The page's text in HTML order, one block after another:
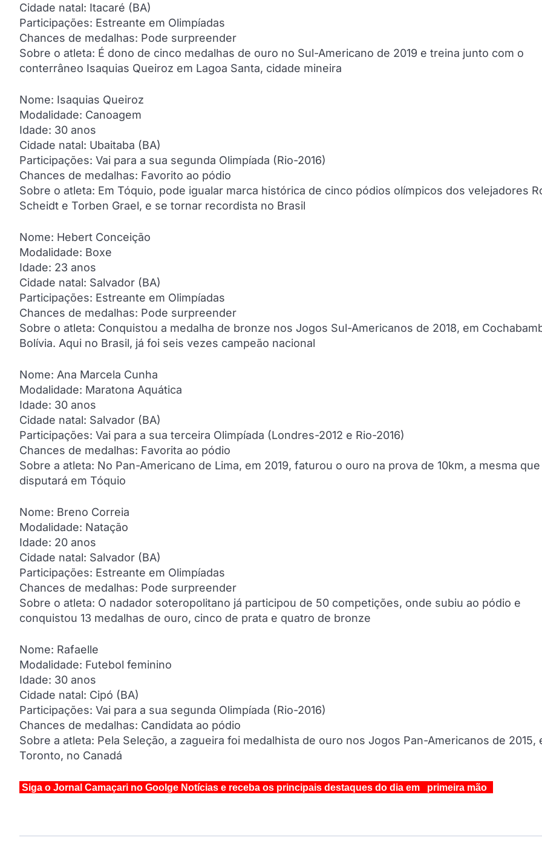
Cidade natal: Itacaré (BA)
Participações: Estreante em Olimpíadas
Chances de medalhas: Pode surpreender
Sobre o atleta: É dono de cinco medalhas de ouro no Sul-Americano de 2019 e treina junto com o
conterrâneo Isaquias Queiroz em Lagoa Santa, cidade mineira
Nome: Isaquias Queiroz
Modalidade: Canoagem
Idade: 30 anos
Cidade natal: Ubaitaba (BA)
Participações: Vai para a sua segunda Olimpíada (Rio-2016)
Chances de medalhas: Favorito ao pódio
Sobre o atleta: Em Tóquio, pode igualar marca histórica de cinco pódios olímpicos dos velejadores
Scheidt e Torben Grael, e se tornar recordista no Brasil
Nome: Hebert Conceição
Modalidade: Boxe
Idade: 23 anos
Cidade natal: Salvador (BA)
Participações: Estreante em Olimpíadas
Chances de medalhas: Pode surpreender
Sobre o atleta: Conquistou a medalha de bronze nos Jogos Sul-Americanos de 2018, em
Bolívia. Aqui no Brasil, já foi seis vezes campeão nacional
Nome: Ana Marcela Cunha
Modalidade: Maratona Aquática
Idade: 30 anos
Cidade natal: Salvador (BA)
Participações: Vai para a sua terceira Olimpíada (Londres-2012 e Rio-2016)
Chances de medalhas: Favorita ao pódio
Sobre a atleta: No Pan-Americano de Lima, em 2019, faturou o ouro na prova de 10km, a mesma que
disputará em Tóquio
Nome: Breno Correia
Modalidade: Natação
Idade: 20 anos
Cidade natal: Salvador (BA)
Participações: Estreante em Olimpíadas
Chances de medalhas: Pode surpreender
Sobre o atleta: O nadador soteropolitano já participou de 50 competições, onde subiu ao pódio e
conquistou 13 medalhas de ouro, cinco de prata e quatro de bronze
Nome: Rafaelle
Modalidade: Futebol feminino
Idade: 30 anos
Cidade natal: Cipó (BA)
Participações: Vai para a sua segunda Olimpíada (Rio-2016)
Chances de medalhas: Candidata ao pódio
Sobre a atleta: Pela Seleção, a zagueira foi medalhista de ouro nos Jogos Pan-Americanos de 2015,
Toronto, no Canadá
Siga o Jornal Camaçari no Goolge Notícias e receba os principais destaques do dia em primeira mão